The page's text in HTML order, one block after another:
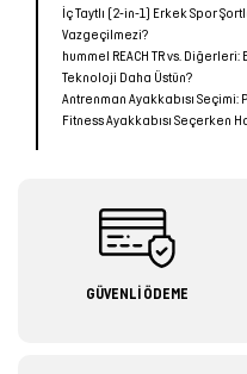
İç Taytlı (2-in-1) Erkek Spor
Vazgeçilmezi?
hummel REACH TR vs.
Teknoloji Daha Üstün?
Antrenman Ayakkabısı Seçimi:
Fitness Ayakkabısı Seçerken
GÜVENLİ ÖDEME